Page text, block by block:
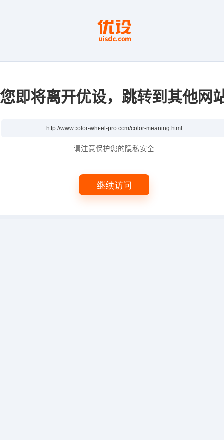
您即将离开优设，跳转到其他网
请注意保护您的隐私安全
继续访问